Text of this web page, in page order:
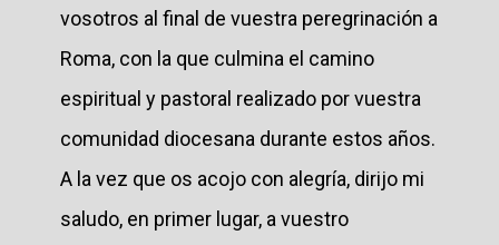
vosotros al final de vuestra peregrinación a
Roma, con la que culmina el camino
espiritual y pastoral realizado por vuestra
comunidad diocesana durante estos años.
A la vez que os acojo con alegría, dirijo mi
saludo, en primer lugar, a vuestro